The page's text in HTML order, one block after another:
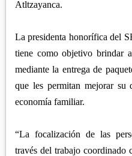
Atltzayanca.
La presidenta honorífica del
tiene como objetivo brindar
mediante la entrega de
que les permitan mejorar su
economía familiar.
“La focalización de las
través del trabajo coordinado